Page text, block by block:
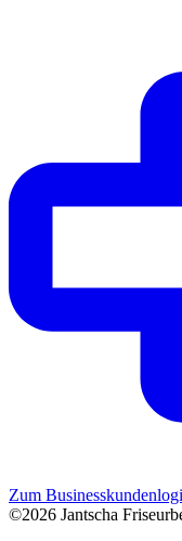
Zum
©2026 Jantscha